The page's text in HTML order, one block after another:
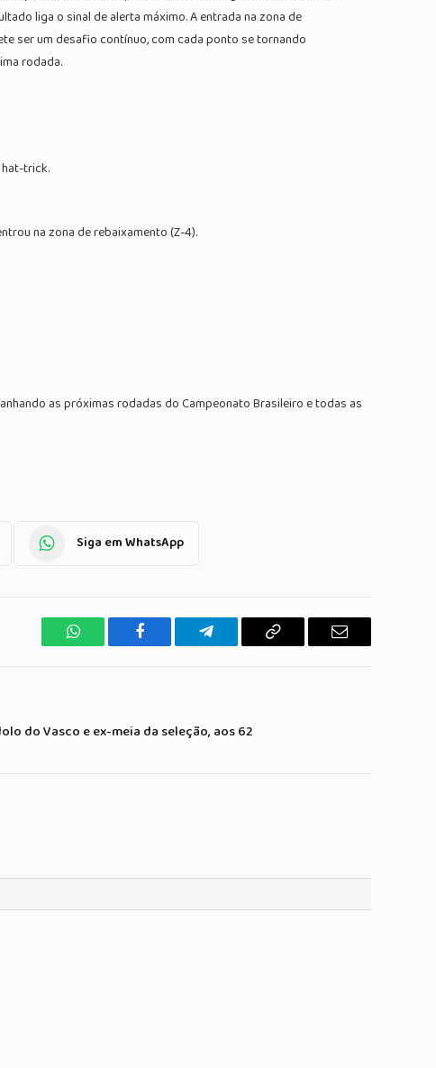
liga o sinal de alerta máximo. A entrada na zona de
ser um desafio contínuo, com cada ponto se tornando
rodada.
trick.
na zona de rebaixamento (Z-4).
as próximas rodadas do Campeonato Brasileiro e todas as
Siga em WhatsApp
WhatsAppFacebook TelegramaCopiar
E-
do Vasco e ex-meia da seleção, aos 62